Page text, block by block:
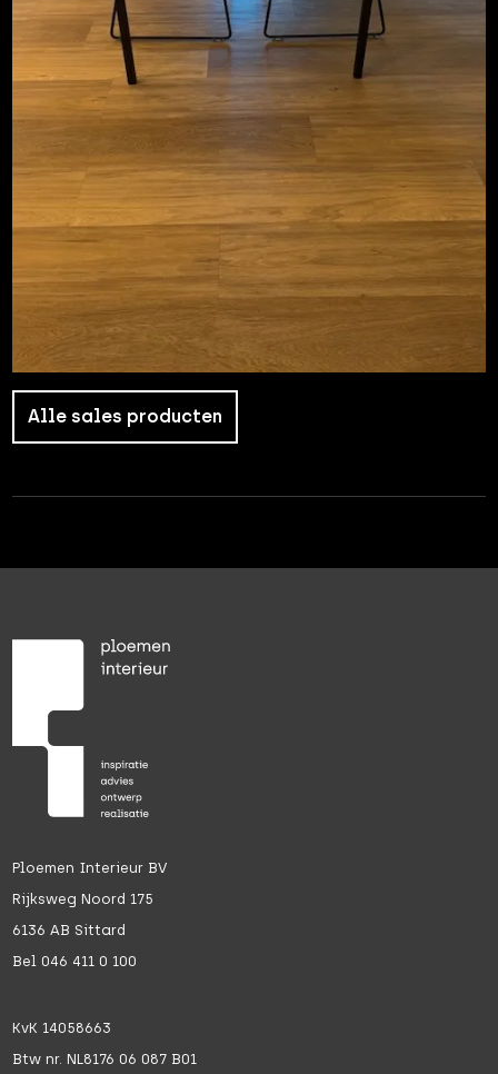
Alle sales producten
Ploemen Interieur BV
Rijksweg Noord 175
6136 AB Sittard
Bel 046 411 0 100
KvK 14058663
Btw nr. NL8176 06 087 B01